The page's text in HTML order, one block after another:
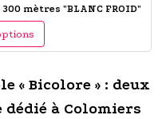
mètres "BLANC FROID"
« Bicolore » : deux
à Colomiers